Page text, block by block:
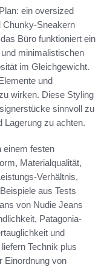
ein oversized
Chunky-Sneakern
Büro funktioniert ein
minimalistischen
im Gleichgewicht.
und
wirken. Diese Styling
sinnvoll zu
Lagerung zu achten.
einem festen
Materialqualität,
Verhältnis,
aus Tests
von Nudie Jeans
Patagonia-
und
Technik plus
Einordnung von